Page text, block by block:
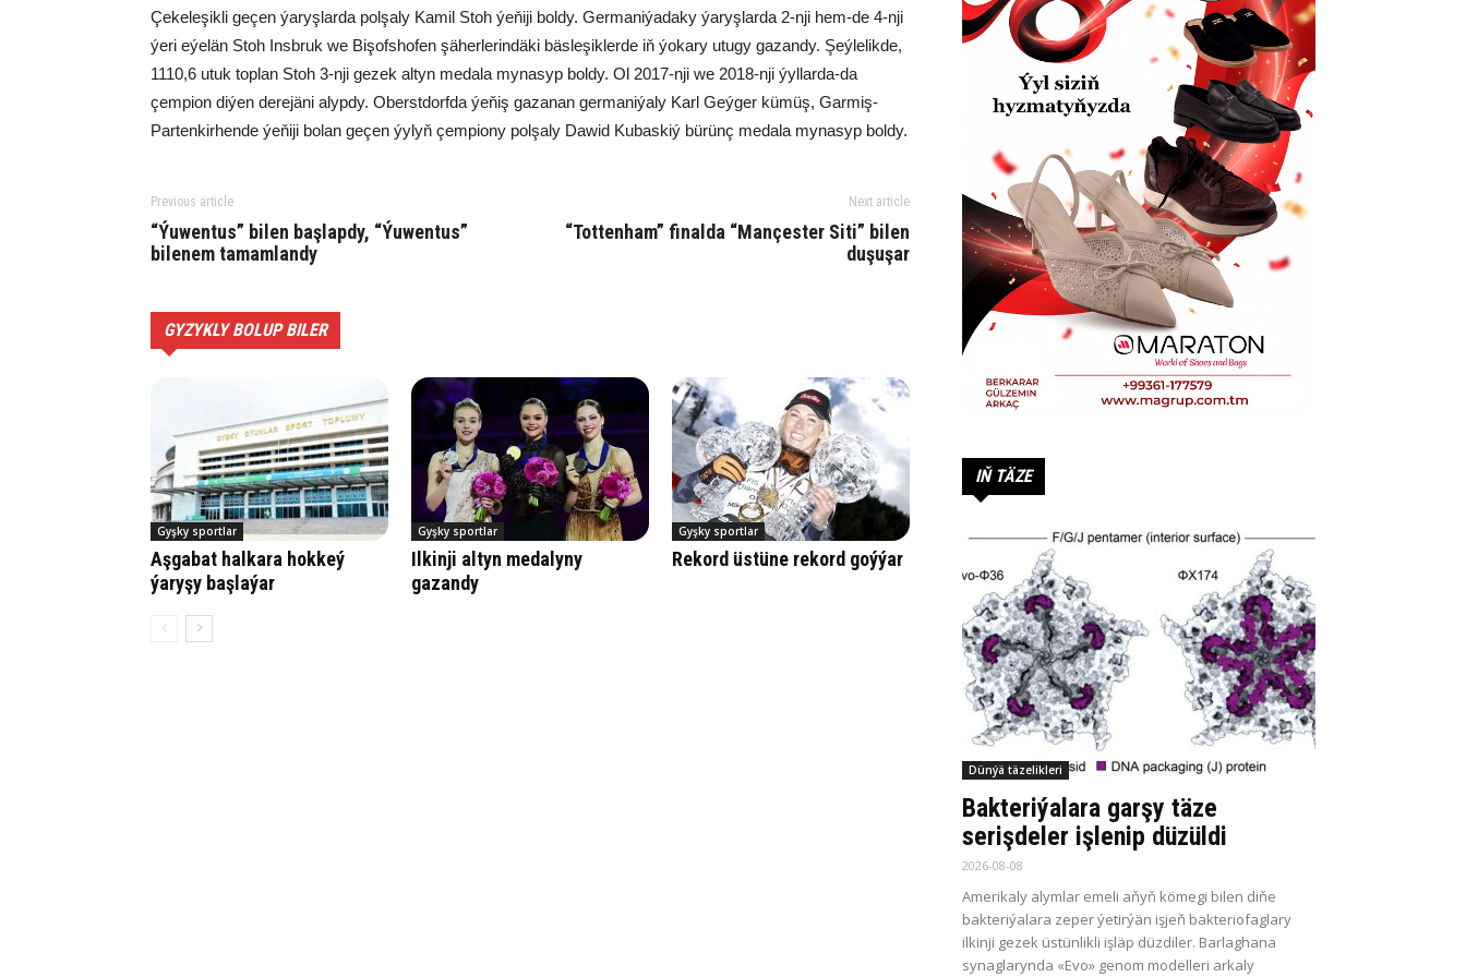
Çekeleşikli geçen ýaryşlarda polşaly Kamil Stoh ýeňiji boldy. Germaniýadaky ýaryşlarda 2-nji hem-de 4-nji
ýeri eýelän Stoh Insbruk we Bişofshofen şäherlerindäki bäsleşiklerde iň ýokary utugy gazandy. Şeýlelikde,
1110,6 utuk toplan Stoh 3-nji gezek altyn medala mynasyp boldy. Ol 2017-nji we 2018-nji ýyllarda-da
çempion diýen derejäni alypdy. Oberstdorfda ýeňiş gazanan germaniýaly Karl Geýger kümüş, Garmiş-
Partenkirhende ýeňiji bolan geçen ýylyň çempiony polşaly Dawid Kubaskiý bürünç medala mynasyp boldy.
Previous article
“Ýuwentus” bilen başlapdy, “Ýuwentus”
bilenem tamamlandy
Next article
“Tottenham” finalda “Mançester Siti” bilen
duşuşar
GYZYKLY BOLUP BILER
Gyşky sportlar
Aşgabat halkara hokkeý
ýaryşy başlaýar
Gyşky sportlar
Ilkinji altyn medalyny
gazandy
Gyşky sportlar
Rekord üstüne rekord goýýar
IŇ TÄZE
Dünýä täzelikleri
Bakteriýalara garşy täze
serişdeler işlenip düzüldi
2026-08-08
Amerikaly alymlar emeli aňyň kömegi bilen diňe
bakteriýalara zeper ýetirýän işjeň bakteriofaglary
ilkinji gezek üstünlikli işläp düzdiler. Barlaghana
synaglarynda «Evo» genom modelleri arkaly